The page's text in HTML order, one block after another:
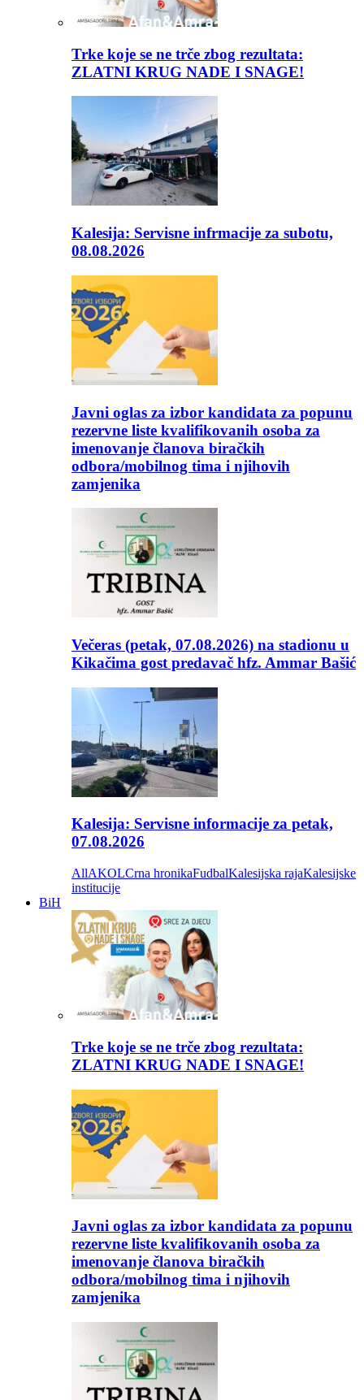
Trke koje se ne trče zbog rezultata:
ZLATNI KRUG NADE I SNAGE!
Kalesija: Servisne infrmacije za subotu,
08.08.2026
Javni oglas za izbor kandidata za popunu
rezervne liste kvalifikovanih osoba za
imenovanje članova biračkih
odbora/mobilnog tima i njihovih
zamjenika
Večeras (petak, 07.08.2026) na stadionu u
Kikačima gost predavač hfz. Ammar Bašić
Kalesija: Servisne informacije za petak,
07.08.2026
AllAKOLCrna hronikaFudbalKalesijska rajaKalesijske
institucije
BiH
Trke koje se ne trče zbog rezultata:
ZLATNI KRUG NADE I SNAGE!
Javni oglas za izbor kandidata za popunu
rezervne liste kvalifikovanih osoba za
imenovanje članova biračkih
odbora/mobilnog tima i njihovih
zamjenika